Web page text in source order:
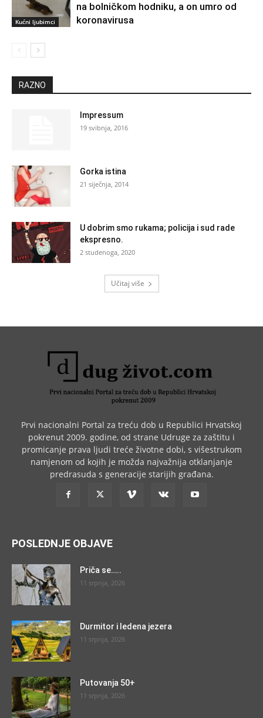
Kućni ljubimci
na bolničkom hodniku, a on umro od
koronavirusa
RAZNO
Impressum
19 svibnja, 2016
Gorka istina
21 siječnja, 2014
U dobrim smo rukama; policija i sud rade
ekspresno.
2 studenoga, 2020
Učitaj više
Prvi nacionalni Portal za treću dob u Republici Hrvatskoj
pokrenut 2009. godine, od strane Udruge za zaštitu i
promicanje prava ljudi treće životne dobi, s višestrukom
namjenom od kojih je možda najvažnija otklanjanje
predrasuda s generacije starijih građana.
POSLEDNJE OBJAVE
Priča se…..
11 srpnja, 2026
Durmitor i ledena jezera
11 srpnja, 2026
Putovanja 50+
11 srpnja, 2026